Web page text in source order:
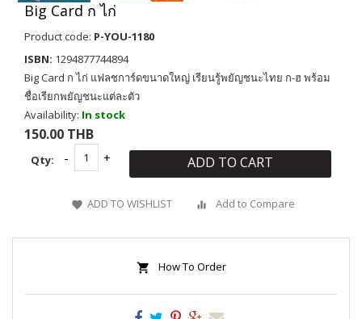
Big Card ก ไก่
Product code: P-YOU-1180
ISBN: 1294877744894
Big Card ก ไก่ แฟลชการ์ดขนาดใหญ่ เรียนรู้พยัญชนะไทย ก-ฮ พร้อม
ชื่อเรียกพยัญชนะแต่ละตัว
Availability: In stock
150.00 THB
Qty: ADD TO CART
ADD TO WISHLIST Add to Compare
How To Order